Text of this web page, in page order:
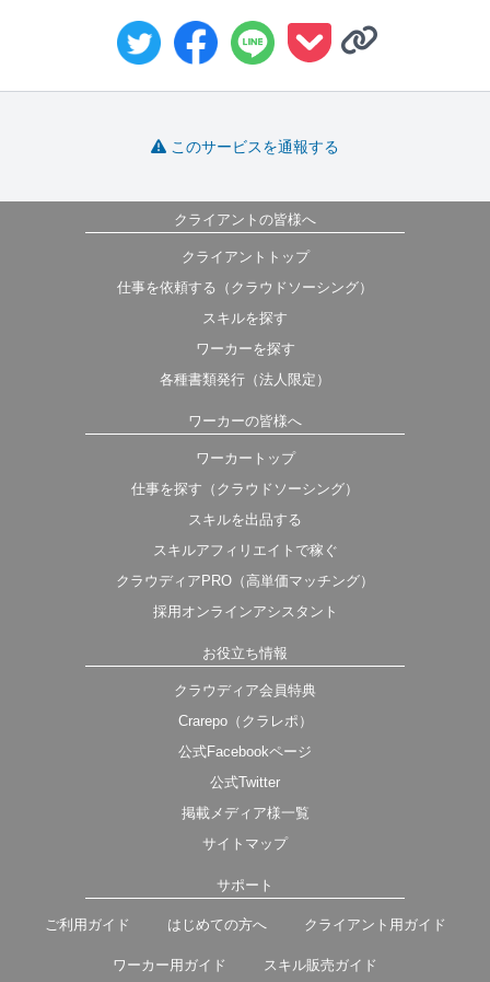
このサービスを通報する
クライアントの皆様へ
クライアントトップ
仕事を依頼する（クラウドソーシング）
スキルを探す
ワーカーを探す
各種書類発行（法人限定）
ワーカーの皆様へ
ワーカートップ
仕事を探す（クラウドソーシング）
スキルを出品する
スキルアフィリエイトで稼ぐ
クラウディアPRO（高単価マッチング）
採用オンラインアシスタント
お役立ち情報
クラウディア会員特典
Crarepo（クラレポ）
公式Facebookページ
公式Twitter
掲載メディア様一覧
サイトマップ
サポート
ご利用ガイド はじめての方へ クライアント用ガイド
ワーカー用ガイド スキル販売ガイド